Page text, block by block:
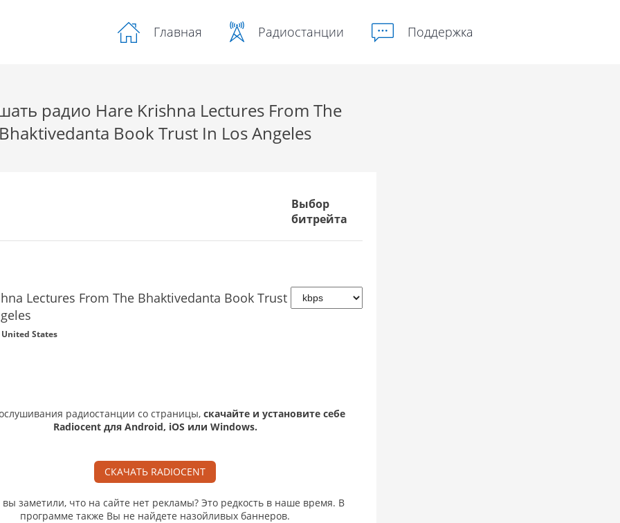
Главная Радиостанции Поддержка
радио Hare Krishna Lectures From The
Bhaktivedanta Book Trust In Los Angeles
Выбор
битрейта
Lectures From The Bhaktivedanta Book Trust
States
радиостанции со страницы, скачайте и установите себе
Radiocent для Android, iOS или Windows.
СКАЧАТЬ RADIOCENT
вы заметили, что на сайте нет рекламы? Это редкость в наше время. В
программе также Вы не найдете назойливых баннеров.